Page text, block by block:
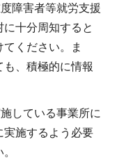
障害者等就労支援
十分周知すると
ください。ま
、積極的に情報
している事業所に
実施するよう必要